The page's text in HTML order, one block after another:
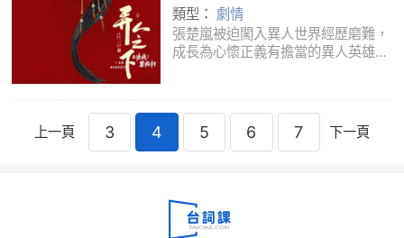
類型： 劇情
張楚嵐被迫闖入異人世界經歷磨難，
成長為心懷正義有擔當的異人英雄，
員工能力出眾、身份隱秘又行踪詭
譎，他們
上一頁 3 4 5 6 7 下一頁